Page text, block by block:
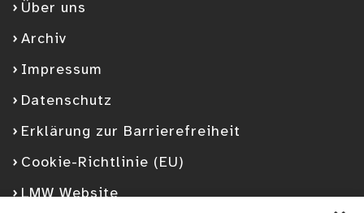
Über uns
Archiv
Impressum
Datenschutz
Erklärung zur Barrierefreiheit
Cookie-Richtlinie (EU)
LMW Website